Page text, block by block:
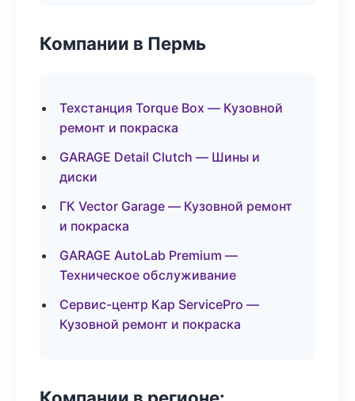
Компании в Пермь
Техстанция Torque Box — Кузовной
ремонт и покраска
GARAGE Detail Clutch — Шины и
диски
ГК Vector Garage — Кузовной ремонт
и покраска
GARAGE AutoLab Premium —
Техническое обслуживание
Сервис-центр Кар ServicePro —
Кузовной ремонт и покраска